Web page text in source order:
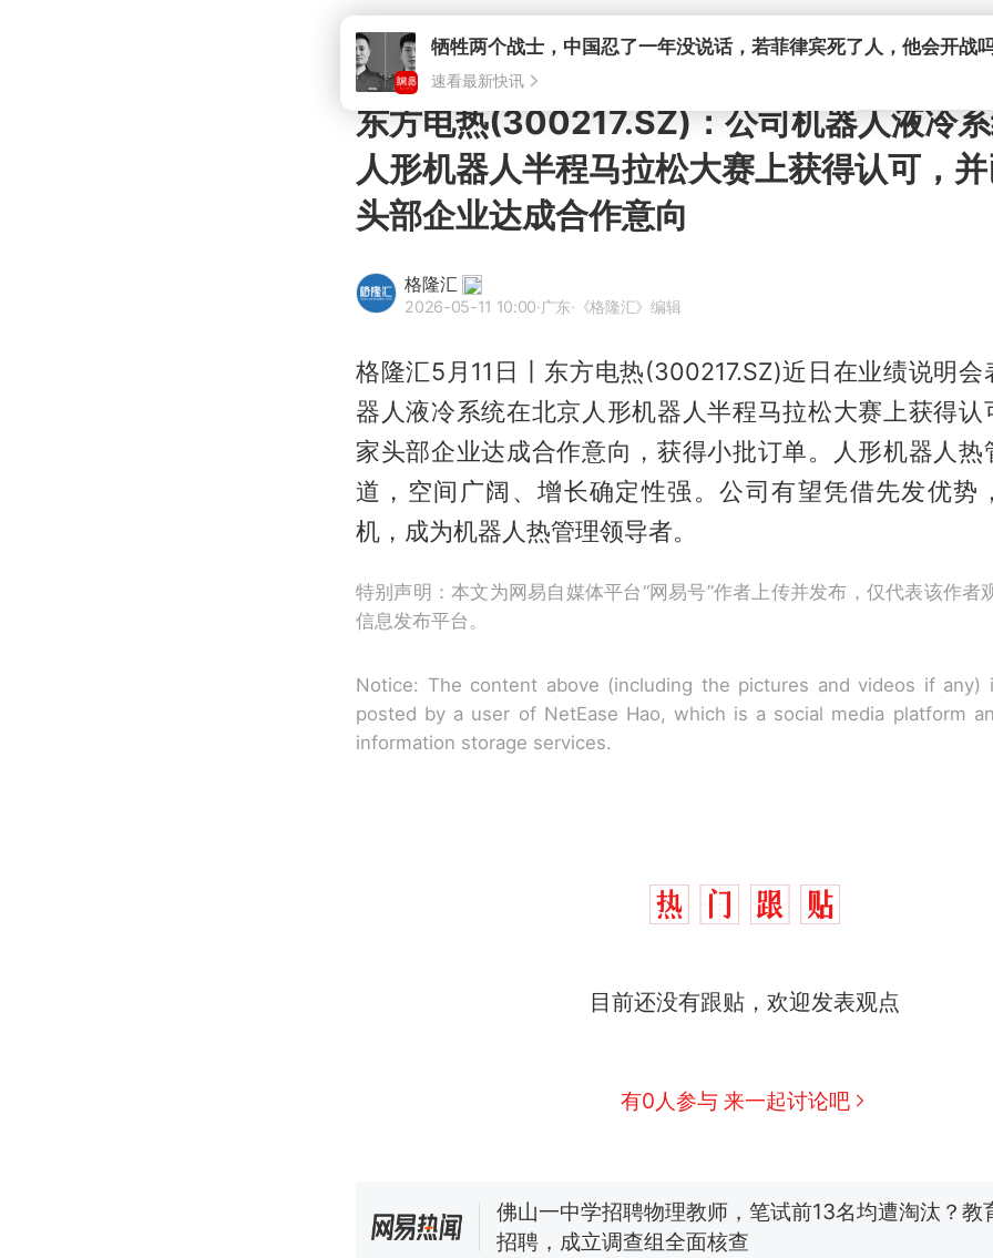
东方电热(300217.SZ)：公司机器人液冷
人形机器人半程马拉松大赛上获得认可，
头部企业达成合作意向
格隆汇
2026-05-11 10:00·广东·《格隆汇》编辑
格隆汇5月11日丨东方电热(300217.SZ)近日在业绩说明会
器人液冷系统在北京人形机器人半程马拉松大赛上获得认
家头部企业达成合作意向，获得小批订单。人形机器人热
道，空间广阔、增长确定性强。公司有望凭借先发优势
机，成为机器人热管理领导者。
特别声明：本文为网易自媒体平台“网易号”作者上传并发布，仅代表该作者
信息发布平台。
Notice: The content above (including the pictures and videos if any)
posted by a user of NetEase Hao, which is a social media platform
information storage services.
目前还没有跟贴，欢迎发表观点
有0人参与 来一起讨论吧
全球唯一没有法定首都的国家，刚改国名，总统
搬家报价570元，搬到楼下交5060元才肯搬上楼！
空调24小时开着反而更省电？电力部门回应
热 十多万人报名的考试，成绩全部作废，公平么？